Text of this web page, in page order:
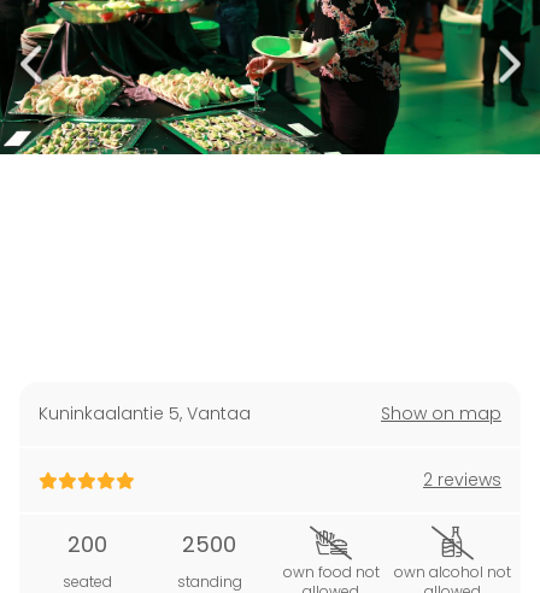
Kuninkaalantie 5, Vantaa Show on map
2 reviews
200
seated
2500
standing
own food not
own alcohol not